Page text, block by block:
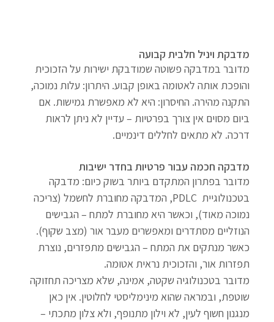
מדבקת ויניל חלבית קבועה
מדובר במדבקה פשוטה שמודבקת ישירות על הזכוכית
והופכת אותה לאטומה באופן קבוע. היתרון: עלות נמוכה,
התקנה מהירה. החיסרון: היא לא מאפשרת גמישות. אם
ביום מסוים אין צורך בפרטיות – עדיין לא ניתן לראות
דרכה. לא מתאים לחללים דינמיים.
מדבקה חכמה עבור פרטיות בחדר ישיבות
מדובר בפתרון המתקדם ביותר בשוק כיום: מדבקה
בטכנולוגיית  PDLC, המדבקה מחוברת לחשמל (צריכה
נמוכה מאוד), וכאשר היא מחוברת למתח – הגבישים
הנוזליים מסתדרים ומאפשרים מעבר אור (מצב שקוף).
כאשר מנתקים את המתח – הגבישים מתפזרים, נוצרת
תפזרות אור, והזכוכית נראית אטומה.
מדובר בטכנולוגיה שקטה, אמינה, שלא מצריכה תחזוקה
שוטפת, ובמראה שהוא מינימליסטי לחלוטין. אין כאן
מנגנון חשוף לעין, לא וילון מתנופף, ולא צלון מתכתי –